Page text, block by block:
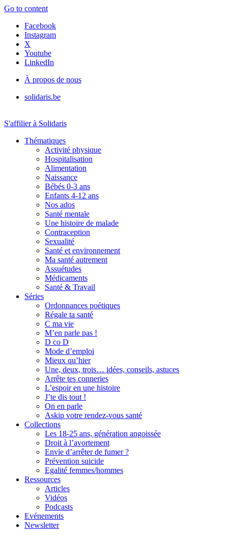
Go to content
Facebook
Instagram
X
Youtube
LinkedIn
À propos de nous
solidaris.be
S'affilier à Solidaris
Thématiques
Activité physique
Hospitalisation
Alimentation
Naissance
Bébés 0-3 ans
Enfants 4-12 ans
Nos ados
Santé mentale
Une histoire de malade
Contraception
Sexualité
Santé et environnement
Ma santé autrement
Assuétudes
Médicaments
Santé & Travail
Séries
Ordonnances poétiques
Régale ta santé
C ma vie
M’en parle pas !
D co D
Mode d’emploi
Mieux qu’hier
Une, deux, trois… idées, conseils, astuces
Arrête tes conneries
L’espoir en une histoire
J’te dis tout !
On en parle
Askip votre rendez-vous santé
Collections
Les 18-25 ans, génération angoissée
Droit à l’avortement
Envie d’arrêter de fumer ?
Prévention suicide
Egalité femmes/hommes
Ressources
Articles
Vidéos
Podcasts
Evénements
Newsletter